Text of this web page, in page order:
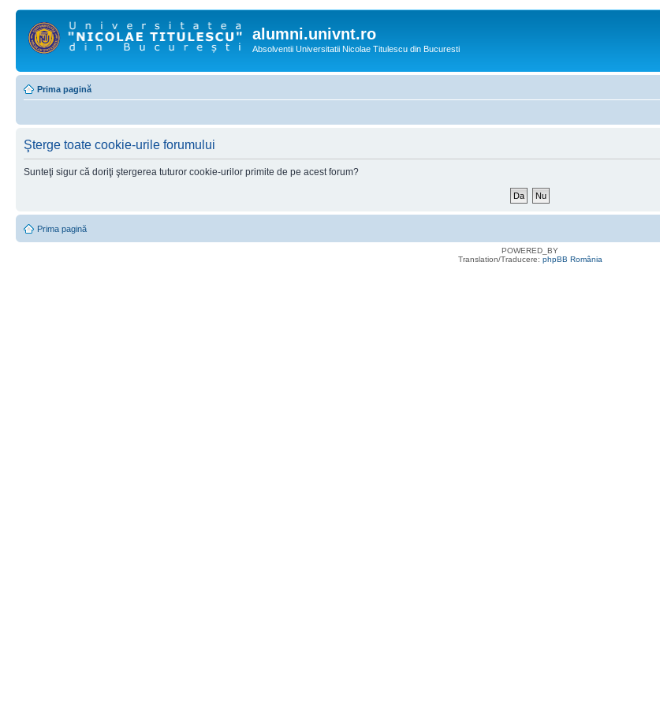
alumni.univnt.ro
Absolventii Universitatii Nicolae Titulescu din Bucuresti
Prima pagină
Şterge toate cookie-urile forumului
Sunteţi sigur că doriţi ştergerea tuturor cookie-urilor primite de pe acest forum?
Prima pagină
POWERED_BY
Translation/Traducere: phpBB România